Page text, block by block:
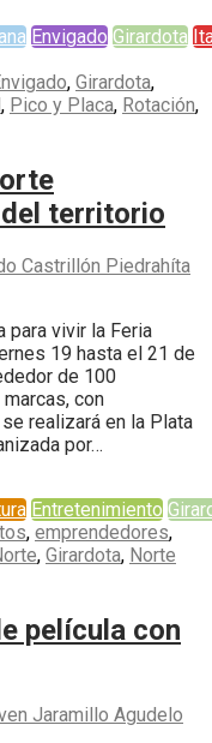
Envigado Girardota
, Girardota,
, Pico y Placa, Rotación,
territorio
Castrillón Piedrahíta
para vivir la Feria
19 hasta el 21 de
de 100
con
realizará en la Plata
por…
Entretenimiento
, emprendedores,
, Girardota, Norte
película con
Jaramillo Agudelo